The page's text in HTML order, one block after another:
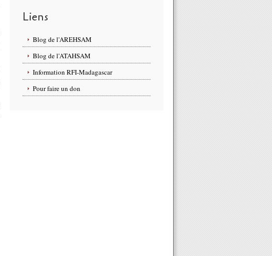
Liens
Blog de l'AREHSAM
Blog de l'ATAHSAM
Information RFI-Madagascar
Pour faire un don